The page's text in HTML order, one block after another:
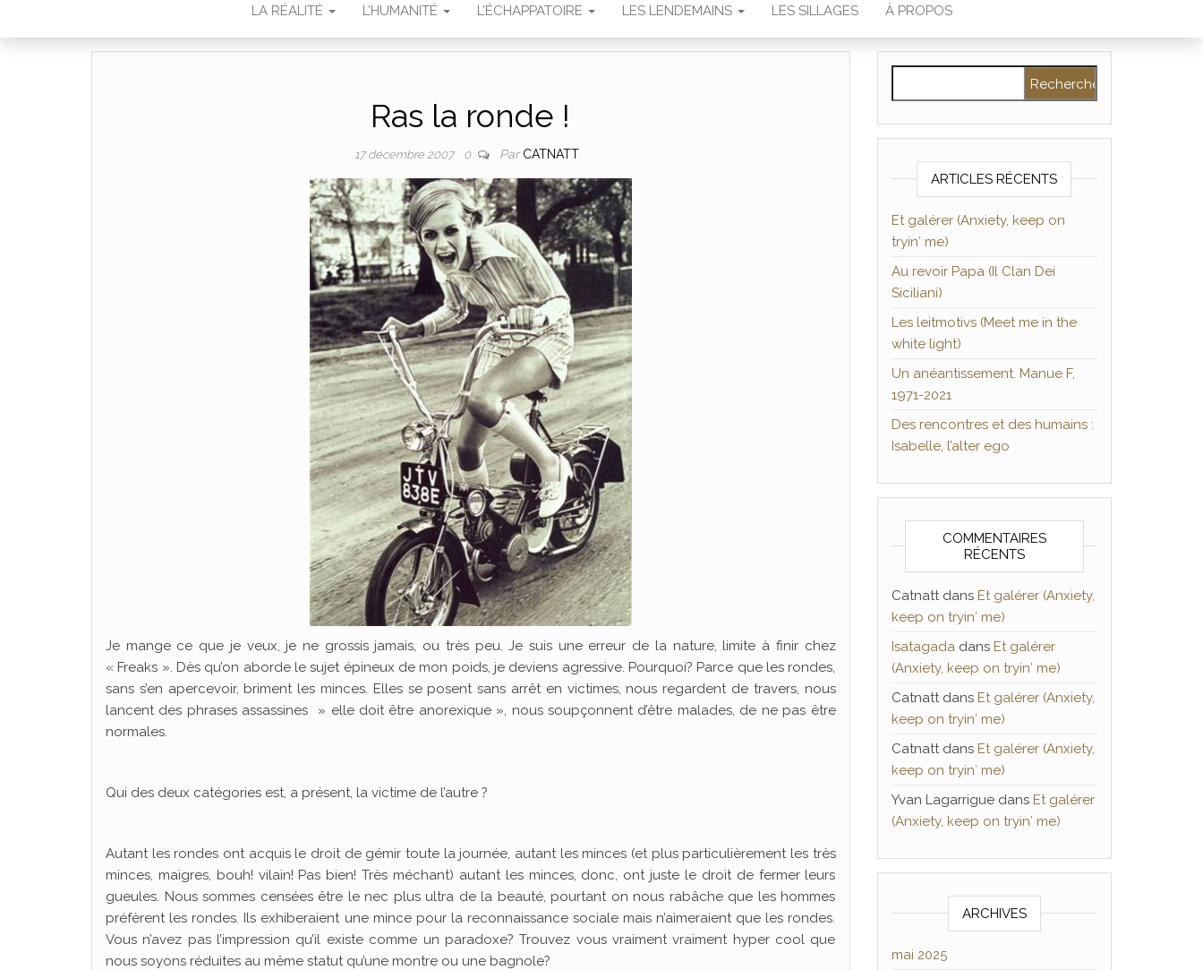
LA RÉALITÉ L’HUMANITÉ L’ÉCHAPPATOIRE LES LENDEMAINS LES SILLAGES À PROPOS
Ras la ronde !
17 décembre 2007 0 Par CATNATT
Je mange ce que je veux, je ne grossis jamais, ou très peu. Je suis une erreur de la nature, limite à finir chez
« Freaks ». Dès qu’on aborde le sujet épineux de mon poids, je deviens agressive. Pourquoi? Parce que les rondes,
sans s’en apercevoir, briment les minces. Elles se posent sans arrêt en victimes, nous regardent de travers, nous
lancent des phrases assassines » elle doit être anorexique », nous soupçonnent d’être malades, de ne pas être
normales.
Qui des deux catégories est, a présent, la victime de l’autre ?
Autant les rondes ont acquis le droit de gémir toute la journée, autant les minces (et plus particulièrement les très
minces, maigres, bouh! vilain! Pas bien! Très méchant) autant les minces, donc, ont juste le droit de fermer leurs
gueules. Nous sommes censées être le nec plus ultra de la beauté, pourtant on nous rabâche que les hommes
préfèrent les rondes. Ils exhiberaient une mince pour la reconnaissance sociale mais n’aimeraient que les rondes.
Vous n’avez pas l’impression qu’il existe comme un paradoxe? Trouvez vous vraiment vraiment hyper cool que
nous soyons réduites au même statut qu’une montre ou une bagnole?
ARTICLES RÉCENTS
Et galérer (Anxiety, keep on
tryin′ me)
Au revoir Papa (Il Clan Dei
Siciliani)
Les leitmotivs (Meet me in the
white light)
Un anéantissement. Manue F,
1971-2021
Des rencontres et des humains :
Isabelle, l’alter ego
COMMENTAIRES
RÉCENTS
Catnattdans Et galérer (Anxiety,
keep on tryin′ me)
Isatagadadans Et galérer
(Anxiety, keep on tryin′ me)
Catnattdans Et galérer (Anxiety,
keep on tryin′ me)
Catnattdans Et galérer (Anxiety,
keep on tryin′ me)
Yvan Lagarriguedans Et galérer
(Anxiety, keep on tryin′ me)
ARCHIVES
mai 2025